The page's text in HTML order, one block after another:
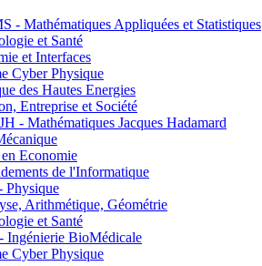
Mathématiques Appliquées et Statistiques
et Santé
et Interfaces
Cyber Physique
des Hautes Energies
Entreprise et Société
Mathématiques Jacques Hadamard
Economie
de l'Informatique
Arithmétique, Géométrie
et Santé
BioMédicale
Cyber Physique